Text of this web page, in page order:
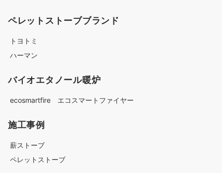
ペレットストーブブランド
トヨトミ
ハーマン
バイオエタノール暖炉
ecosmartfire エコスマートファイヤー
施工事例
薪ストーブ
ペレットストーブ